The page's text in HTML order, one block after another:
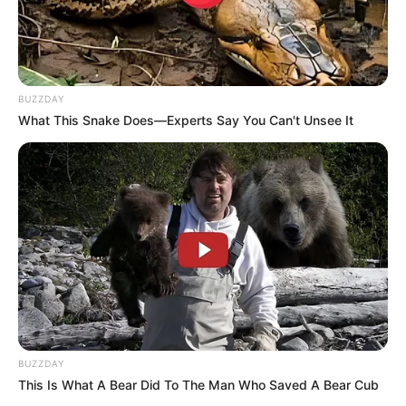
BUZZDAY
What This Snake Does—Experts Say You Can't Unsee It
BUZZDAY
This Is What A Bear Did To The Man Who Saved A Bear Cub